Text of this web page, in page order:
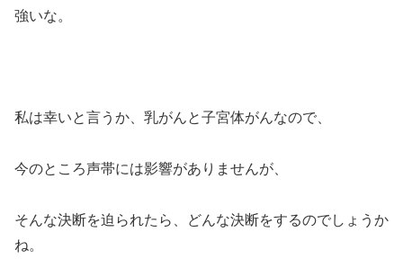
強いな。
私は幸いと言うか、乳がんと子宮体がんなので、
今のところ声帯には影響がありませんが、
そんな決断を迫られたら、どんな決断をするのでしょうか
ね。